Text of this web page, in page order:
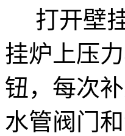
打开壁挂
挂炉上压
钮，每次
水管阀门